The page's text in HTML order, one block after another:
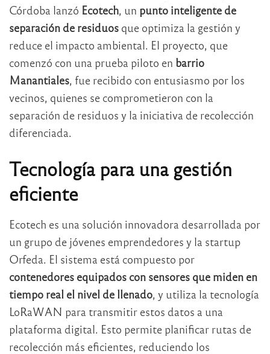
Córdoba lanzó Ecotech, un punto inteligente de
separación de residuos que optimiza la gestión y
reduce el impacto ambiental. El proyecto, que
comenzó con una prueba piloto en barrio
Manantiales, fue recibido con entusiasmo por los
vecinos, quienes se comprometieron con la
separación de residuos y la iniciativa de recolección
diferenciada.
Tecnología para una gestión
eficiente
Ecotech es una solución innovadora desarrollada por
un grupo de jóvenes emprendedores y la startup
Orfeda. El sistema está compuesto por
contenedores equipados con sensores que miden en
tiempo real el nivel de llenado , y utiliza la tecnología
LoRaWAN para transmitir estos datos a una
plataforma digital. Esto permite planificar rutas de
recolección más eficientes, reduciendo los